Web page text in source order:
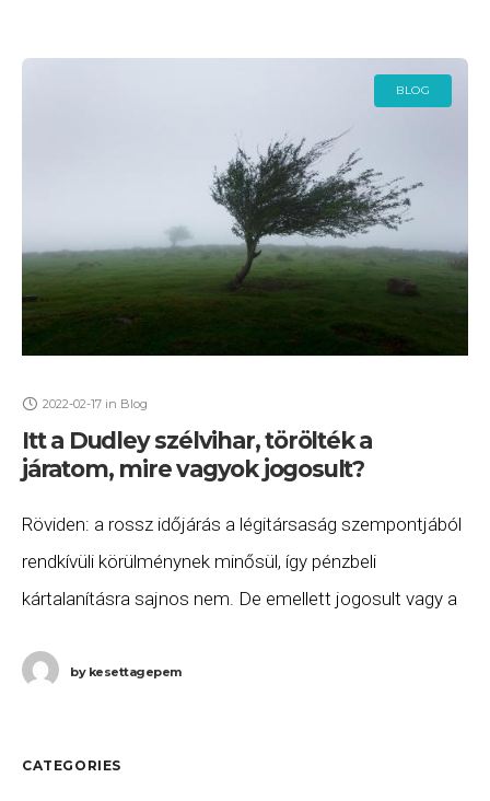
BLOG
2022-02-17 in Blog
Itt a Dudley szélvihar, törölték a
járatom, mire vagyok jogosult?
Röviden: a rossz időjárás a légitársaság szempontjából
rendkívüli körülménynek minősül, így pénzbeli
kártalanításra sajnos nem. De emellett jogosult vagy a
annak indulásáig. Ha ezeket
bykesettagepem
CATEGORIES